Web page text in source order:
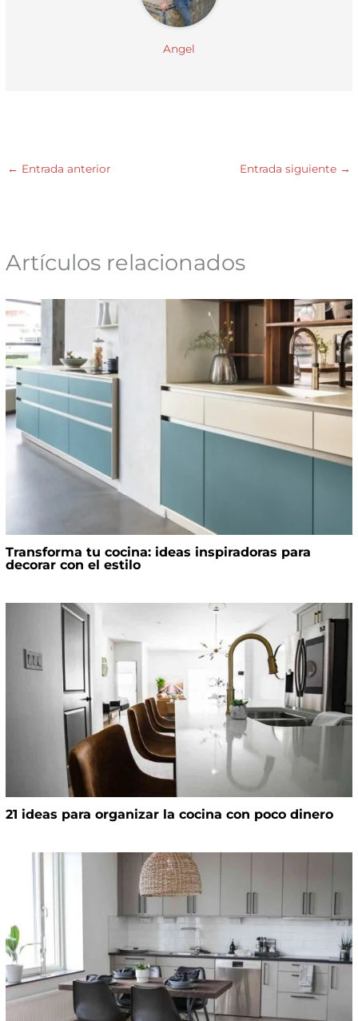
Angel
← Entrada anterior Entrada siguiente →
Artículos relacionados
Transforma tu cocina: ideas inspiradoras para
decorar con el estilo
21 ideas para organizar la cocina con poco dinero